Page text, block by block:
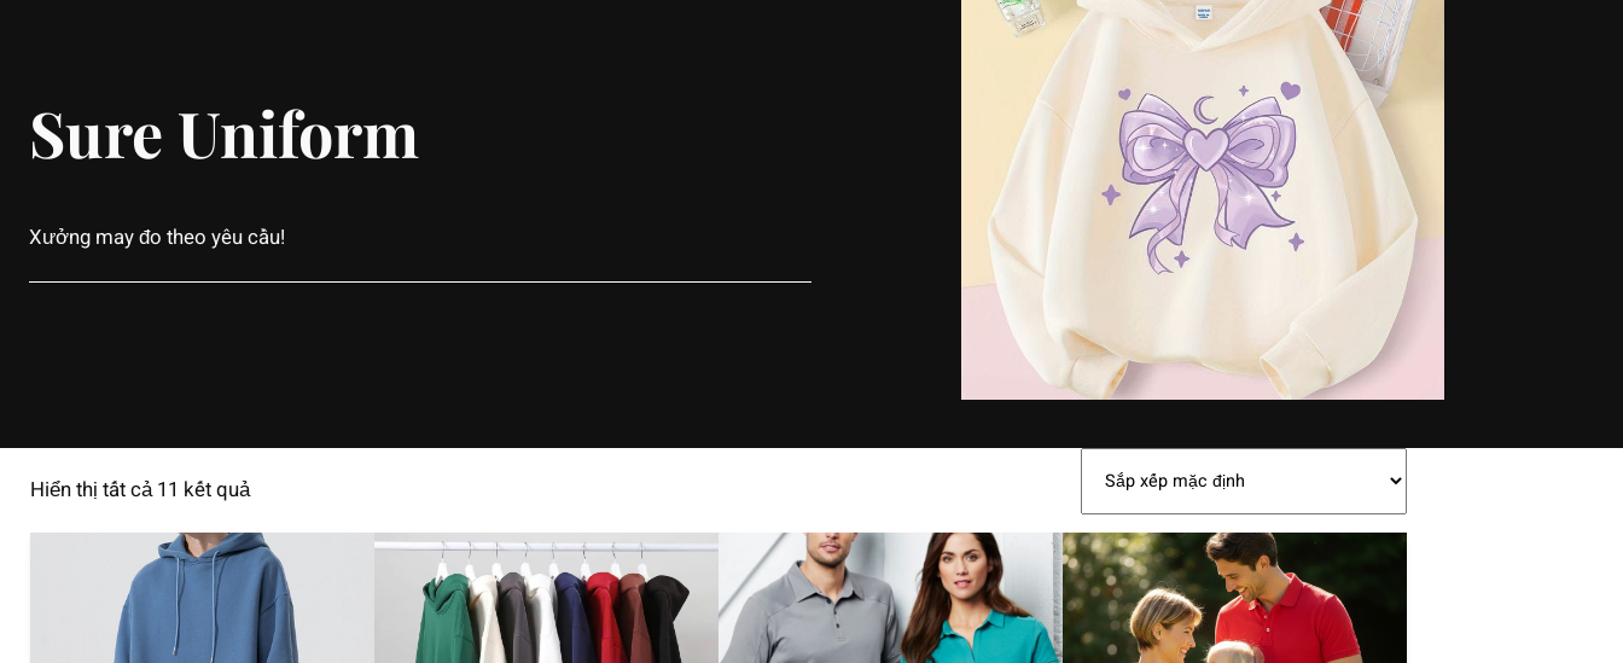
Sure Uniform
Xưởng may đo theo yêu cầu!
Hiển thị tất cả 11 kết quả